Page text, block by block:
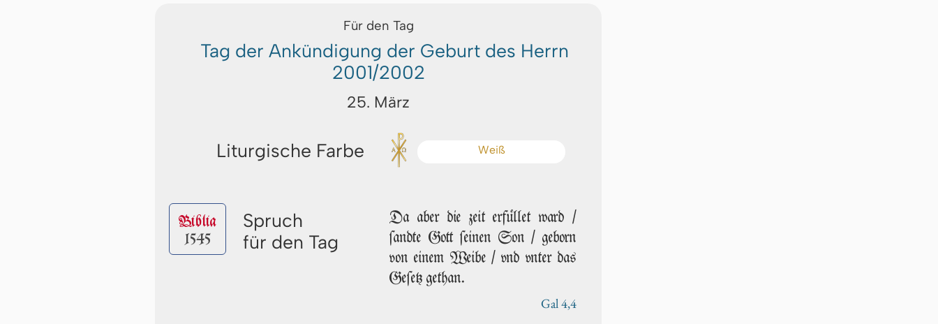
Für den Tag
Tag der Ankündigung der Geburt des Herrn
2001/2002
25. März
Liturgische Farbe Weiß
Biblia
1545
Spruch
für den Tag
Da aber die zeit erfüllet ward /
ſand­te Gott ſei­nen Son / geborn
von einem Weibe / vnd vn­ter das
Ge­ſetz ge­than.
Gal 4,4